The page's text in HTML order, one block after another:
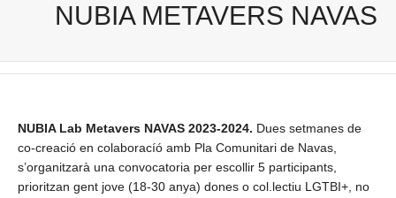
NUBIA METAVERS NAVAS
NUBIA Lab Metavers NAVAS 2023-2024. Dues setmanes de
co-creació en colaboracíó amb Pla Comunitari de Navas,
s’organitzarà una convocatoria per escollir 5 participants,
prioritzan gent jove (18-30 anya) dones o col.lectiu LGTBI+, no